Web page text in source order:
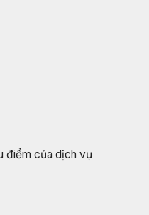
điểm của dịch vụ